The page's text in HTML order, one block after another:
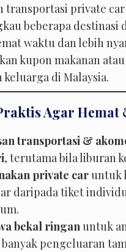
transportasi private
beberapa destinasi
waktu dan lebih
kupon makanan
di Malaysia.
Agar Hemat
transportasi &
, terutama bila liburan
private caruntuk
daripada tiket
bekal ringan untuk
pengeluaran